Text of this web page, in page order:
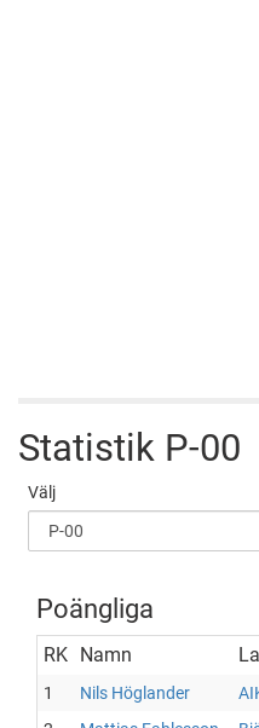
Statistik P-00
Välj
Poängliga
RK Namn
1 Nils Höglander